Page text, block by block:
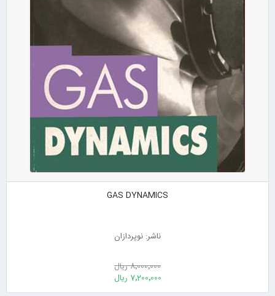
GAS DYNAMICS
ناشر: نوپردازان
8٬000٬000 ریال
7٬200٬000 ریال